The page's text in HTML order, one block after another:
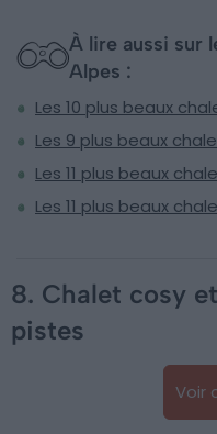
À lire aussi sur
Alpes :
Les 10 plus beaux
Les 9 plus beaux
Les 11 plus beaux
Les 11 plus beaux
8. Chalet cosy
pistes
Voir